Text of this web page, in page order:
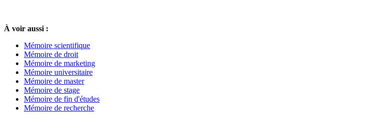
À voir aussi :
Mémoire scientifique
Mémoire de droit
Mémoire de marketing
Mémoire universitaire
Mémoire de master
Mémoire de stage
Mémoire de fin d'études
Mémoire de recherche